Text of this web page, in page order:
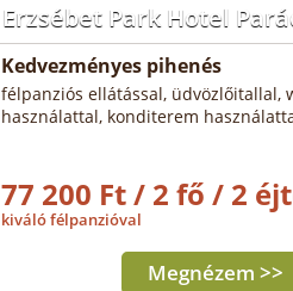
Erzsébet Park Hotel
Kedvezményes pihenés
félpanziós ellátással, üdvözlőitallal,
használattal, konditerem
77 200 Ft / 2 fő / 2
kiváló félpanzióval
Megnézem >>